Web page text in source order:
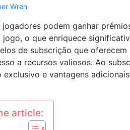
Wren
podem ganhar
o que enriquece
de subscrição que
a recursos valiosos. Ao
exclusivo e vantagens
article: